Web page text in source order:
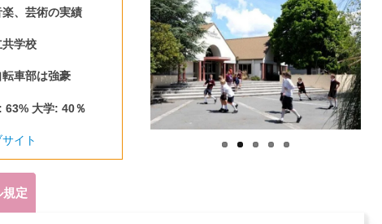
、芸術の実績
学校
車部は強豪
63% 大学: 40％
イト
規定